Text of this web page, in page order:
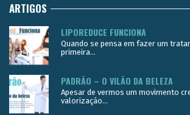
ARTIGOS
LIPOREDUCE FUNCIONA
Quando se pensa em fazer um
primeira...
PADRÃO – O VILÃO DA BELEZA
Apesar de vermos um movimento
valorização...